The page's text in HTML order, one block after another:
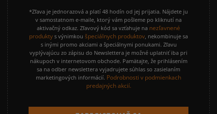
*Zľava je jednorazová a platí 48 hodín od jej prijatia. Nájdete ju
v samostatnom e-maile, ktorý vám pošleme po kliknutí na
aktivačný odkaz. Zľavový kód sa vzťahuje na nezľavnené
produkty s výnimkou špeciálnych produktov, nekombinuje sa
s inými promo akciami a špeciálnymi ponukami. Zľavu
vyplývajúcu zo zápisu do Newslettera je možné uplatniť iba pri
nákupoch v internetovom obchode. Pamätajte, že prihlásením
sa na odber newslettera vyjadrujete súhlas so zasielaním
marketingových informácií. Podrobnosti v podmienkach
predajných akcií.